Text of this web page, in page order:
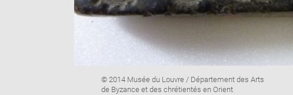
Image
caption:
© 2014 Musée du Louvre / Département des Arts
de Byzance et des chrétientés en Orient